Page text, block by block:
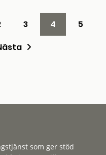
3 4
5
som ger stöd